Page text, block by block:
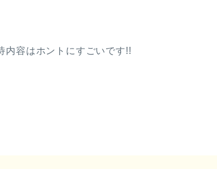
内容はホントにすごいです!!